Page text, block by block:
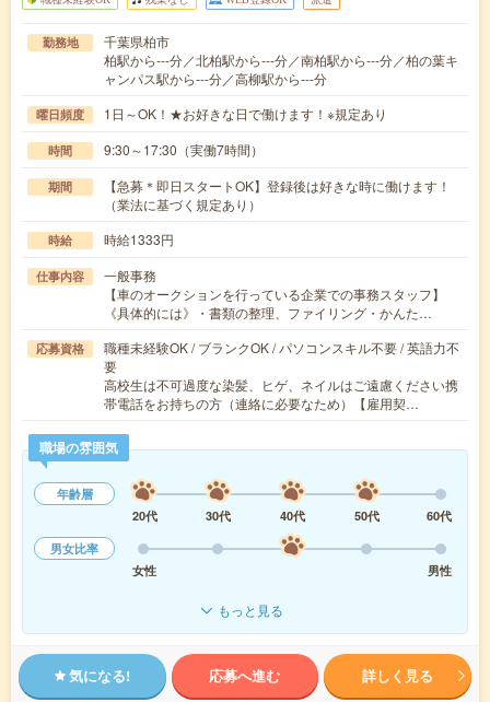
勤務地
千葉県柏市
柏駅から---分／北柏駅から---分／南柏駅から---分／柏の葉キ
ャンパス駅から---分／高柳駅から---分
曜日頻度 1日～OK！★お好きな日で働けます！※規定あり
時間 9:30～17:30（実働7時間）
期間
【急募＊即日スタートOK】登録後は好きな時に働けます！
（業法に基づく規定あり）
時給 時給1333円
仕事内容
一般事務
【車のオークションを行っている企業での事務スタッフ】
《具体的には》・書類の整理、ファイリング・かんた…
応募資格
職種未経験OK / ブランクOK / パソコンスキル不要 / 英語力不
要
高校生は不可過度な染髪、ヒゲ、ネイルはご遠慮ください携
帯電話をお持ちの方（連絡に必要なため）【雇用契…
職場の雰囲気
年齢層
20代
30代 40代 50代
60代
男女比率
女性
男性
もっと見る
気になる! 応募へ進む 詳しく見る